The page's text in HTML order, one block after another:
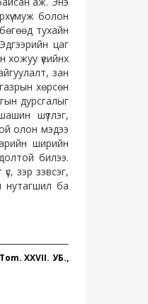
муж болон
тухайн
цаг
хожуу үеийнх
зан
хөрсөн
дурсгалыг
шүтлэг,
олон мэдээ
ширийн
билээ.
зэр зэвсэг,
нутагшил ба
XXVII. УБ.,